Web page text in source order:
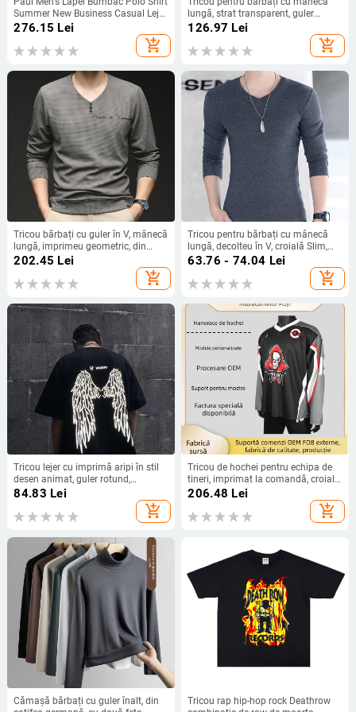
Summer New Business Casual Lejer
cu mânecă scurtă T-shirt bărbați la
276.15 Lei
add_shopping_cart
lungă, strat transparent, guler
rotund, croială lejeră, amestec
126.97 Lei
add_shopping_cart
Tricou bărbați cu guler în V, mânecă
lungă, imprimeu geometric, din
amestec poliester-spandex, pentru
202.45 Lei
add_shopping_cart
Tricou pentru bărbați cu mânecă
lungă, decolteu în V, croială Slim,
culoare solidă, bază casual
63.76 - 74.04 Lei
add_shopping_cart
Tricou lejer cu imprimă aripi în stil
desen animat, guler rotund,
material poliester, vară
84.83 Lei
add_shopping_cart
Tricou de hochei pentru echipa de
tineri, imprimat la comandă, croială
lejeră, material respirabil, uscare
rapidă, cu numere și text imprimate
206.48 Lei
add_shopping_cart
Cămașă bărbați cu guler înalt, din
Tricou rap hip-hop rock Deathrow